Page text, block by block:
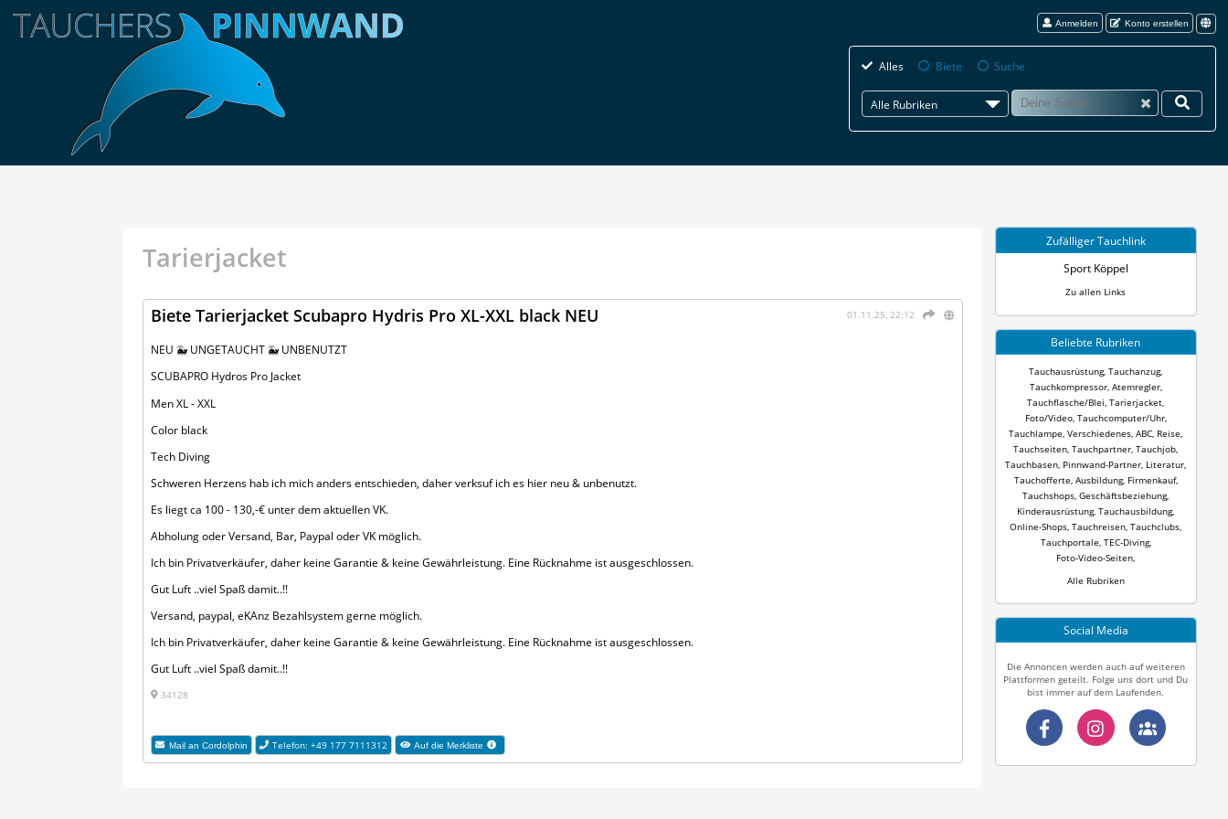
Anmelden Konto erstellen
Alles Biete Suche
Alle Rubriken
Tarierjacket
01.11.25, 22:12
Biete Tarierjacket Scubapro Hydris Pro XL-XXL black NEU
NEU 🐳 UNGETAUCHT 🐳 UNBENUTZT
SCUBAPRO Hydros Pro Jacket
Men XL - XXL
Color black
Tech Diving
Schweren Herzens hab ich mich anders entschieden, daher verksuf ich es hier neu & unbenutzt.
Es liegt ca 100 - 130,-€ unter dem aktuellen VK.
Abholung oder Versand, Bar, Paypal oder VK möglich.
Ich bin Privatverkäufer, daher keine Garantie & keine Gewährleistung. Eine Rücknahme ist ausgeschlossen.
Gut Luft ..viel Spaß damit..!!
Versand, paypal, eKAnz Bezahlsystem gerne möglich.
Ich bin Privatverkäufer, daher keine Garantie & keine Gewährleistung. Eine Rücknahme ist ausgeschlossen.
Gut Luft ..viel Spaß damit..!!
34128
Mail an Cordolphin Telefon: +49 177 7111312 Auf die Merkliste
Zufälliger Tauchlink
Sport Köppel
Zu allen Links
Beliebte Rubriken
Tauchausrüstung, Tauchanzug,
Tauchkompressor, Atemregler,
Tauchflasche/Blei Tarierjacket
Foto/Video, Tauchcomputer/Uhr,
Tauchlampe Verschiedenes ABC Reise
Tauchseiten Tauchpartner Tauchjob
Tauchbasen Pinnwand-Partner Literatur
Tauchofferte Ausbildung, Firmenkauf,
Tauchshops Geschäftsbeziehung,
Kinderausrüstung, Tauchausbildung,
Online-Shops Tauchreisen Tauchclubs
Tauchportale TEC-Diving,
Foto-Video-Seiten
Alle Rubriken
Social Media
Die Annoncen werden auch auf weiteren
Plattformen geteilt. Folge uns dort und Du
bist immer auf dem Laufenden.